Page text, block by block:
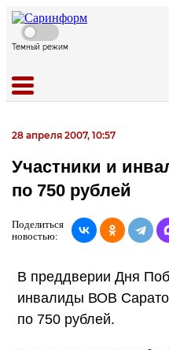
Темный режим
28 апреля 2007, 10:57
Участники и
по 750 рублей
Поделиться
новостью:
В преддверии Дня
инвалиды ВОВ
по 750 рублей.